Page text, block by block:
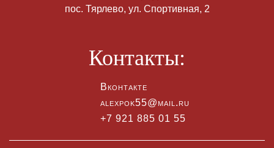
пос. Тярлево, ул. Спортивная, 2
Контакты:
Вконтакте
alexpok55@mail.ru
+7 921 885 01 55